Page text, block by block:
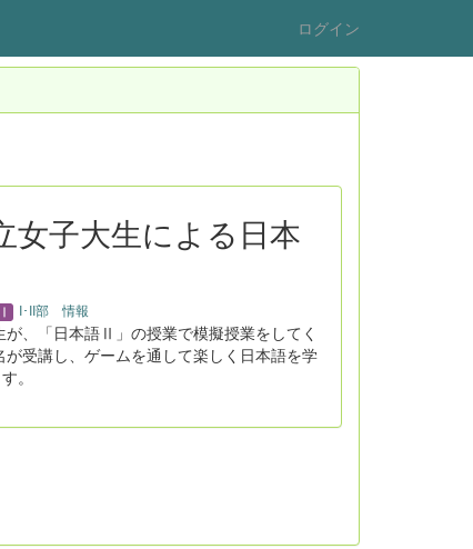
ログイン
女子大生による日本
I･II部 情報
、「日本語Ⅱ」の授業で模擬授業をしてく
受講し、ゲームを通して楽しく日本語を学
。